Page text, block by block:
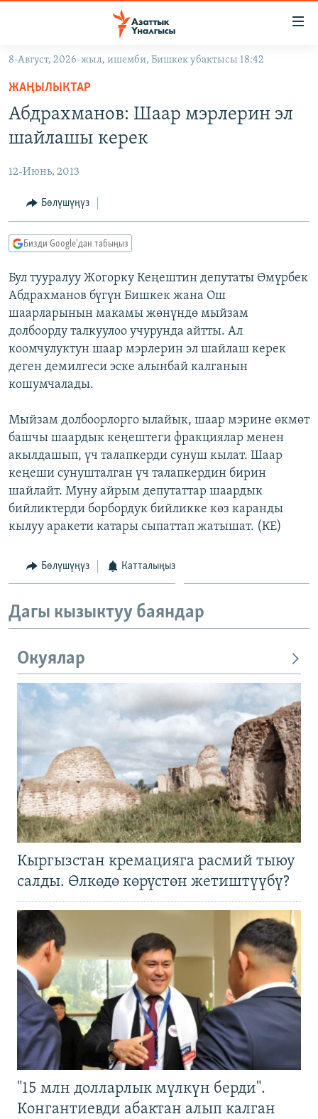
Навигацияга
өтүңүз
Издөөгө
салыңыз
КЫРГЫЗСТАН
КЫРГЫЗСТАН
ЭКОНОМИКА
МАДАНИЯТ
ДҮЙНӨ
БОРБОР АЗИЯ
АТАЙЫН ИЛИКТӨӨ
ТВ ПРОГРАММАЛАР
ЭКСПЕРТТЕР ТАЛДАЙТ
БИЗ ЖАНА ДҮЙНӨ
ДАНИСТЕ
ЭЖЕ-СИҢДИЛЕР
АЗАТТЫК+
ЫҢГАЙСЫЗ СУРООЛОР
ӨЗГӨЧӨ ПИКИР
Русский
ОНЛАЙН ШЕРИНЕ
ЭЕ/АРнун бардык сайттары
8-Август, 2026-жыл, ишемби, Бишкек убактысы 18:42
ЖАҢЫЛЫКТАР
Абдрахманов: Шаар мэрлерин эл
шайлашы керек
12-Июнь, 2013
Бөлүшүңүз
Бизди Google'дан табыңыз
Бул тууралуу Жогорку Кеңештин депутаты Өмүрбек
Абдрахманов бүгүн Бишкек жана Ош
шаарларынын макамы жөнүндө мыйзам
долбоорду талкуулоо учурунда айтты. Ал
коомчулуктун шаар мэрлерин эл шайлаш керек
деген демилгеси эске алынбай калганын
кошумчалады.
Мыйзам долбоорлорго ылайык, шаар мэрине өкмөт
башчы шаардык кеңештеги фракциялар менен
акылдашып, үч талапкерди сунуш кылат. Шаар
кеңеши сунушталган үч талапкердин бирин
шайлайт. Муну айрым депутаттар шаардык
бийликтерди борбордук бийликке көз каранды
кылуу аракети катары сыпаттап жатышат. (КЕ)
Бөлүшүңүз Катталыңыз
Дагы кызыктуу баяндар
Окуялар
Кыргызстан кремацияга расмий тыюу
салды. Өлкөдө көрүстөн жетиштүүбү?
"15 млн долларлык мүлкүн берди".
Конгантиевди абактан алып калган